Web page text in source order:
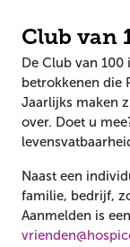
Club van
De Club van
betrokkenen die
Jaarlijks maken
over. Doet u
Naast een
familie, bedrijf,
Aanmelden is